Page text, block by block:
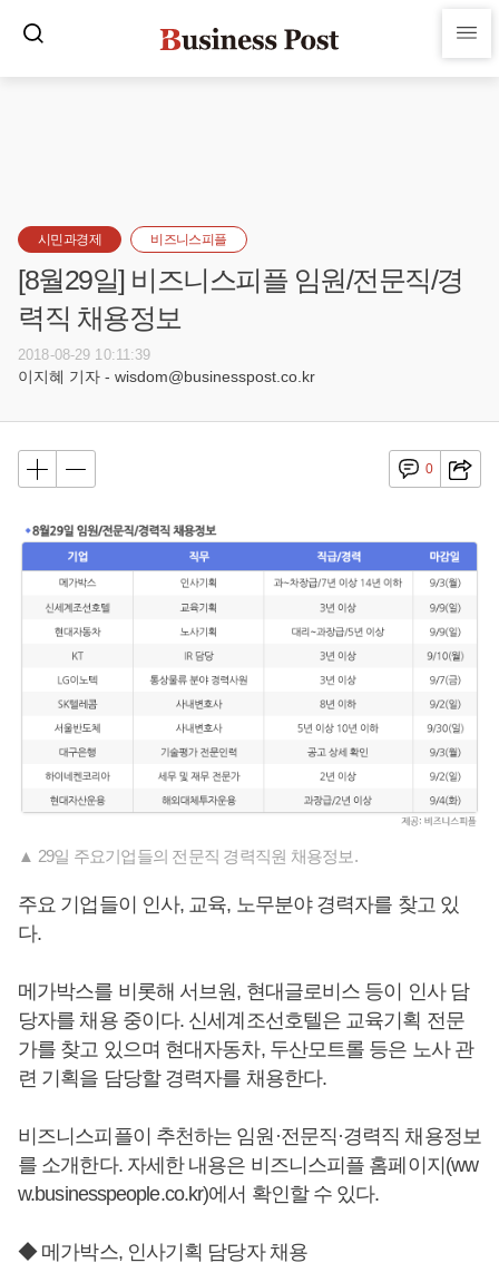
시민과경제 비즈니스피플
[8월29일] 비즈니스피플 임원/전문직/경
력직 채용정보
2018-08-29 10:11:39
이지혜 기자 - wisdom@businesspost.co.kr
0
▲ 29일 주요기업들의 전문직 경력직원 채용정보.
주요 기업들이 인사, 교육, 노무분야 경력자를 찾고 있
다.
메가박스를 비롯해 서브원, 현대글로비스 등이 인사 담
당자를 채용 중이다. 신세계조선호텔은 교육기획 전문
가를 찾고 있으며 현대자동차, 두산모트롤 등은 노사 관
련 기획을 담당할 경력자를 채용한다.
비즈니스피플이 추천하는 임원·전문직·경력직 채용정보
를 소개한다. 자세한 내용은 비즈니스피플 홈페이지(ww
w.businesspeople.co.kr)에서 확인할 수 있다.
◆ 메가박스, 인사기획 담당자 채용